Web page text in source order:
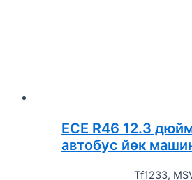
ECE R46 12.3
автобус йөк
Tf1233,